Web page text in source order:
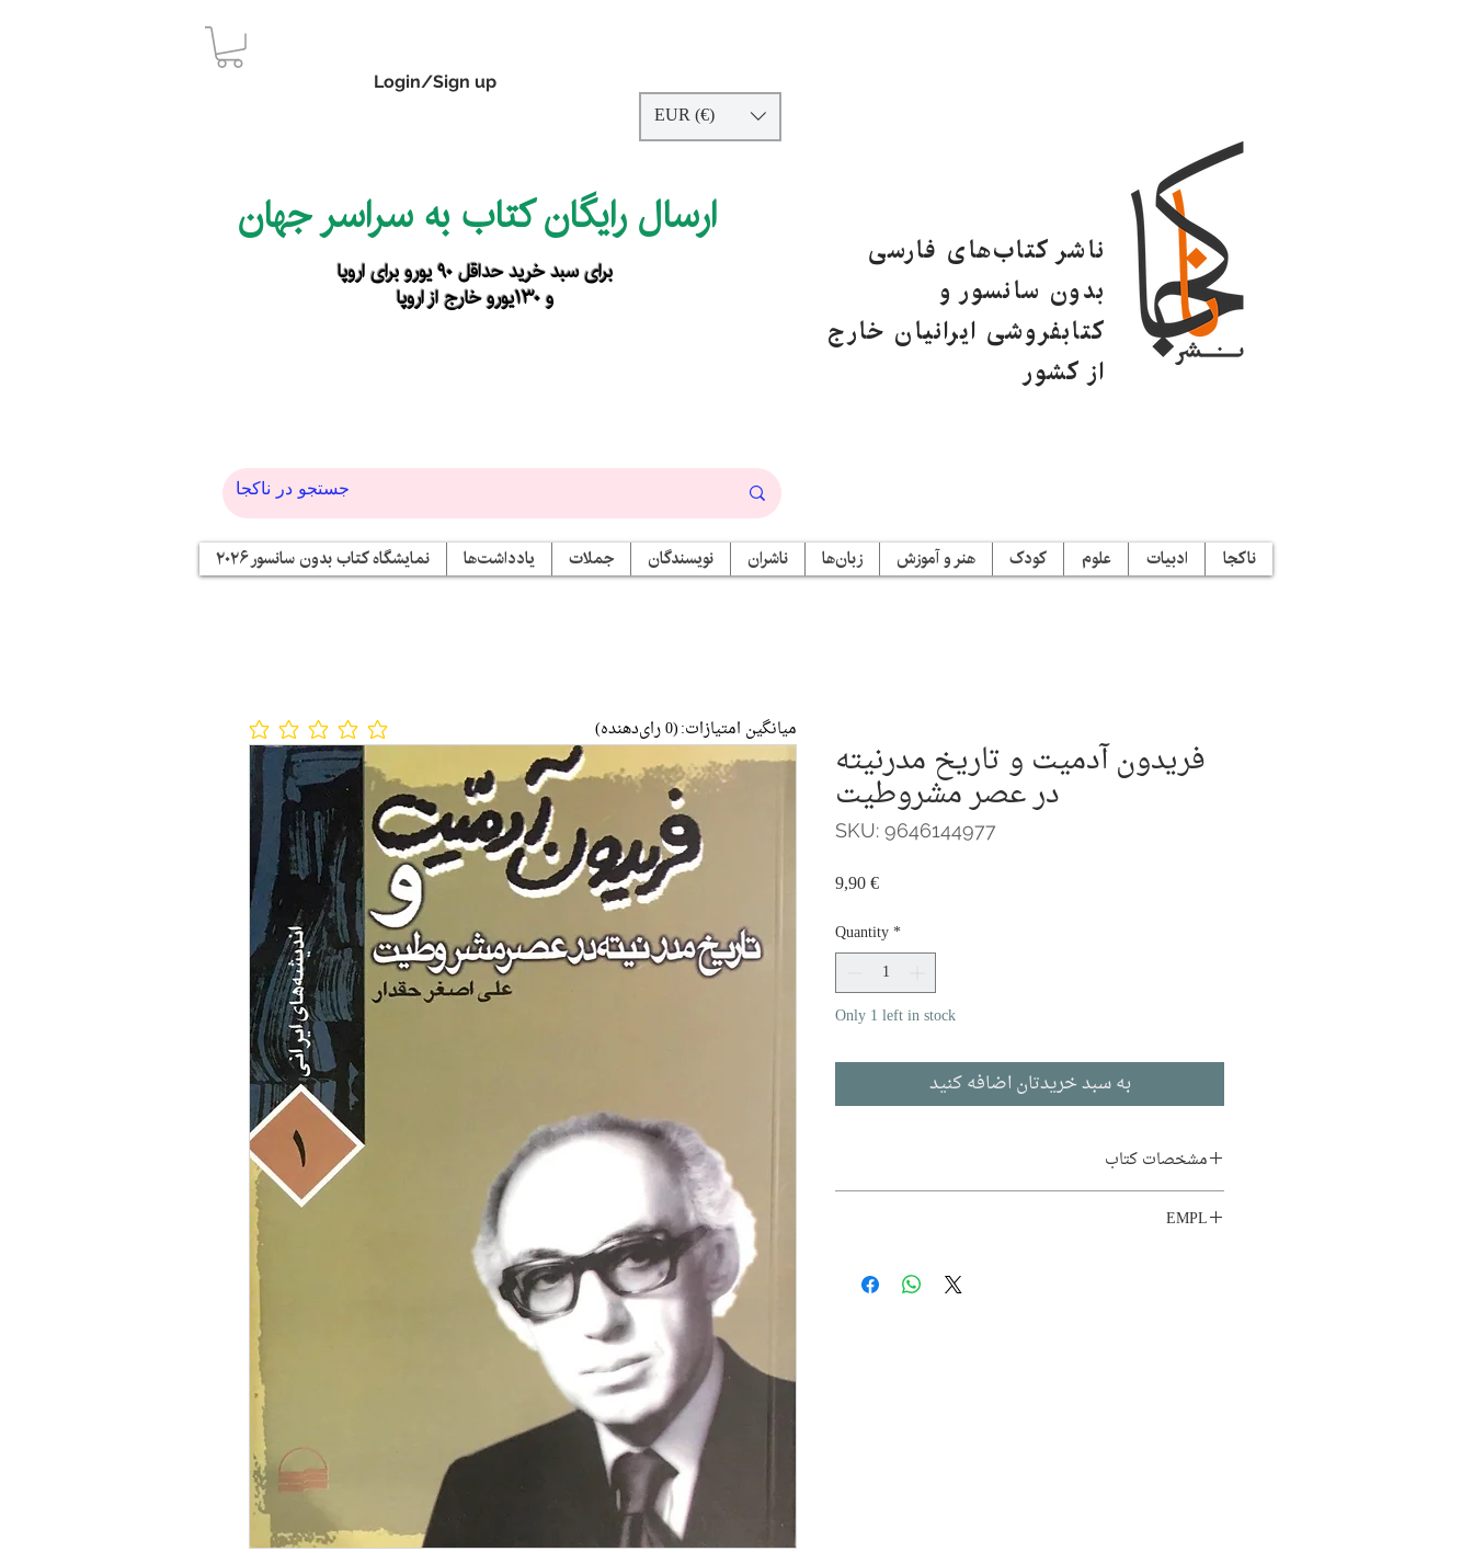
Login/Sign up
EUR (€)
ارسال رایگان کتاب به سراسر جهان
برای سبد خرید حداقل ۹۰ یورو برای اروپا
و ۱۳۰یورو خارج از اروپا
ناشر کتاب‌های فارسی
بدون سانسور و
کتابفروشی ایرانیان خارج
از کشور
ناکجا ادبیات علوم کودک هنر و آموزش زبان‌ها ناشران نویسندگان جملات یادداشت‌ها نمایشگاه کتاب بدون سانسور ۲۰۲۶
فریدون آدمیت و تاریخ مدرنیته
در عصر مشروطیت
SKU: 9646144977
9,90 €Price
Quantity*
Only 1 left in stock
به سبد خریدتان اضافه کنید
مشخصات کتاب
نویسنده:
EMPL
No ratings yet میانگین امتیازات:(0 رای‌دهنده)